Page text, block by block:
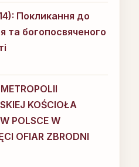
Покликання до
та богопосвяченого
KOŚCIOŁA
POLSCE W
OFIAR ZBRODNI